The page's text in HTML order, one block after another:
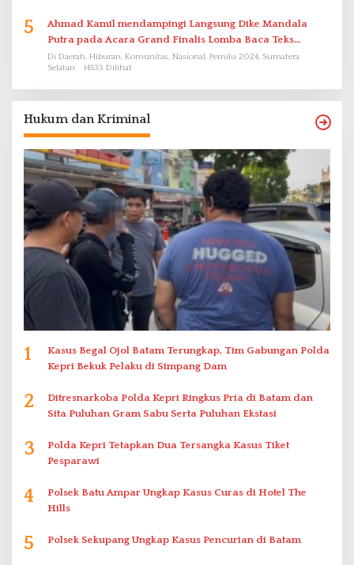
5
Ahmad Kamil mendampingi Langsung Dike Mandala
Putra pada Acara Grand Finalis Lomba Baca Teks
Proklamasi Mirip Bung Karno di Bali
Di Daerah, Hiburan, Komunitas, Nasional, Pemilu 2024, Sumatera
Selatan
14533 Dilihat
Hukum dan Kriminal
1
Kasus Begal Ojol Batam Terungkap, Tim Gabungan Polda
Kepri Bekuk Pelaku di Simpang Dam
2
Ditresnarkoba Polda Kepri Ringkus Pria di Batam dan
Sita Puluhan Gram Sabu Serta Puluhan Ekstasi
3
Polda Kepri Tetapkan Dua Tersangka Kasus Tiket
Pesparawi
4
Polsek Batu Ampar Ungkap Kasus Curas di Hotel The
Hills
5 Polsek Sekupang Ungkap Kasus Pencurian di Batam